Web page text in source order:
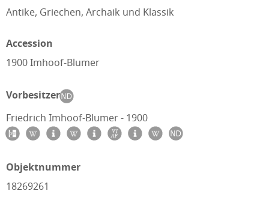
Antike, Griechen, Archaik und Klassik
Accession
1900 Imhoof-Blumer
Vorbesitzer
Friedrich Imhoof-Blumer - 1900
Objektnummer
18269261